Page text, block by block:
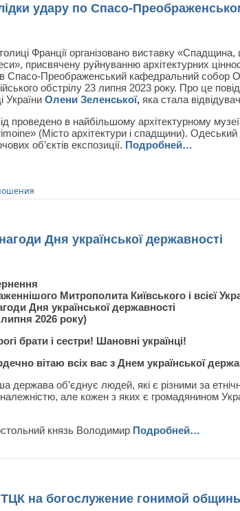
удару по Спасо-
Франції організовано виставку
присвячену руйнуванню архітектурних
Спасо-Преображенський кафедральний собор
обстрілу 23 липня 2023 року. Про це
України Олени Зеленської, яка стала
проведено в найбільшому архітектурному
(Місто архітектури і спадщини).
об’єктів експозиції. Подробней…
Дня української державності
Митрополита Київського і всієї
Дня української державності
2026 року)
брати і сестри! Шановні українці!
вітаю всіх вас з Днем української
держава об’єднує людей, які є різними за
але кожен з яких є громадянином
князь Володимир Подробней…
на богослужение гонимой